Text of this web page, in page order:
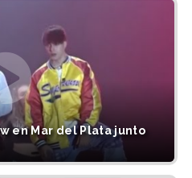
en Mar del Plata junto